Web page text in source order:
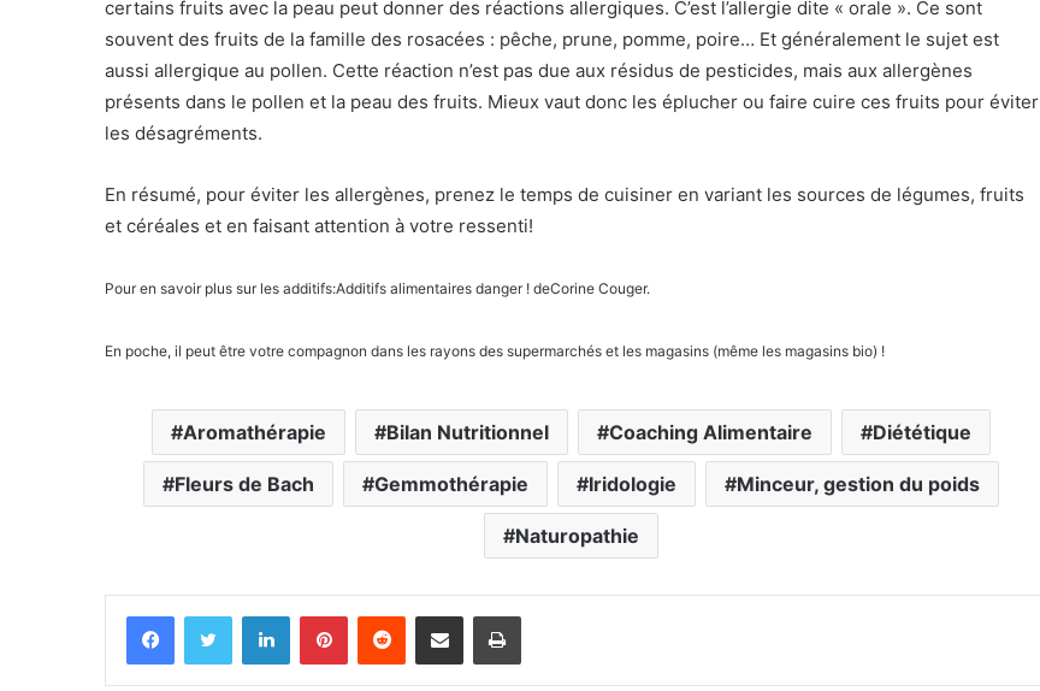
certains fruits avec la peau peut donner des réactions allergiques. C’est l’allergie dite « orale ». Ce sont
souvent des fruits de la famille des rosacées : pêche, prune, pomme, poire… Et généralement le sujet est
aussi allergique au pollen. Cette réaction n’est pas due aux résidus de pesticides, mais aux allergènes
présents dans le pollen et la peau des fruits. Mieux vaut donc les éplucher ou faire cuire ces fruits pour éviter
les désagréments.
En résumé, pour éviter les allergènes, prenez le temps de cuisiner en variant les sources de légumes, fruits
et céréales et en faisant attention à votre ressenti!
Pour en savoir plus sur les additifs:Additifs alimentaires danger ! deCorine Couger.
En poche, il peut être votre compagnon dans les rayons des supermarchés et les magasins (même les magasins bio) !
Aromathérapie Bilan Nutritionnel Coaching Alimentaire Diététique
Fleurs de Bach Gemmothérapie Iridologie Minceur, gestion du poids
Naturopathie
FacebookTwitter LinkedinPinterestReddit Partager par email Imprimer